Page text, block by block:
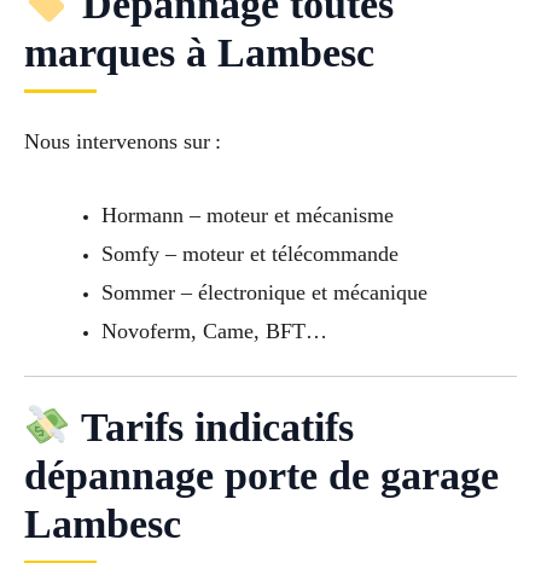
marques à Lambesc
Nous intervenons sur :
Hormann – moteur et mécanisme
Somfy – moteur et télécommande
Sommer – électronique et mécanique
Novoferm, Came, BFT…
Tarifs indicatifs
dépannage porte de garage
Lambesc